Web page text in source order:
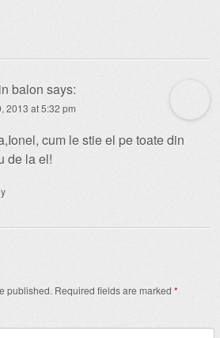
balon says:
2013 at 5:32 pm
cum le stie el pe toate din
de la el!
published. Required fields are marked *